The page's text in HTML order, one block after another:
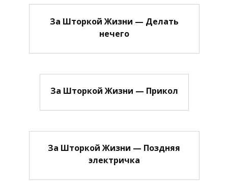
За Шторкой Жизни — Делать
нечего
За Шторкой Жизни — Прикол
За Шторкой Жизни — Поздняя
электричка